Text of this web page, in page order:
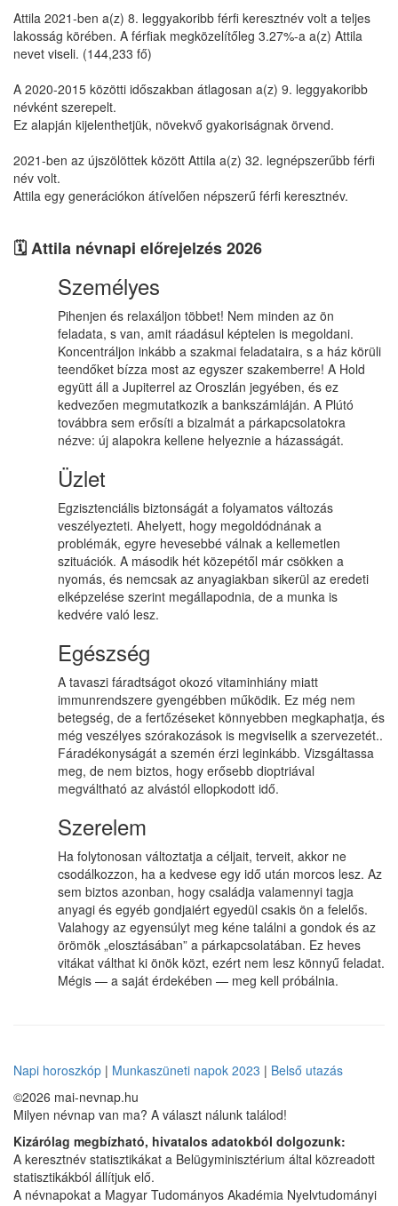
Attila 2021-ben a(z) 8. leggyakoribb férfi keresztnév volt a teljes
lakosság körében. A férfiak megközelítőleg 3.27%-a a(z) Attila
nevet viseli. (144,233 fő)
A 2020-2015 közötti időszakban átlagosan a(z) 9. leggyakoribb
névként szerepelt.
Ez alapján kijelenthetjük, növekvő gyakoriságnak örvend.
2021-ben az újszölöttek között Attila a(z) 32. legnépszerűbb férfi
név volt.
Attila egy generációkon átívelően népszerű férfi keresztnév.
🗓️ Attila névnapi előrejelzés 2026
Személyes
Pihenjen és relaxáljon többet! Nem minden az ön
feladata, s van, amit ráadásul képtelen is megoldani.
Koncentráljon inkább a szakmai feladataira, s a ház körüli
teendőket bízza most az egyszer szakemberre! A Hold
együtt áll a Jupiterrel az Oroszlán jegyében, és ez
kedvezően megmutatkozik a bankszámláján. A Plútó
továbbra sem erősíti a bizalmát a párkapcsolatokra
nézve: új alapokra kellene helyeznie a házasságát.
Üzlet
Egzisztenciális biztonságát a folyamatos változás
veszélyezteti. Ahelyett, hogy megoldódnának a
problémák, egyre hevesebbé válnak a kellemetlen
szituációk. A második hét közepétől már csökken a
nyomás, és nemcsak az anyagiakban sikerül az eredeti
elképzelése szerint megállapodnia, de a munka is
kedvére való lesz.
Egészség
A tavaszi fáradtságot okozó vitaminhiány miatt
immunrendszere gyengébben működik. Ez még nem
betegség, de a fertőzéseket könnyebben megkaphatja, és
még veszélyes szórakozások is megviselik a szervezetét..
Fáradékonyságát a szemén érzi leginkább. Vizsgáltassa
meg, de nem biztos, hogy erősebb dioptriával
megváltható az alvástól ellopkodott idő.
Szerelem
Ha folytonosan változtatja a céljait, terveit, akkor ne
csodálkozzon, ha a kedvese egy idő után morcos lesz. Az
sem biztos azonban, hogy családja valamennyi tagja
anyagi és egyéb gondjaiért egyedül csakis ön a felelős.
Valahogy az egyensúlyt meg kéne találni a gondok és az
örömök „elosztásában” a párkapcsolatában. Ez heves
vitákat válthat ki önök közt, ezért nem lesz könnyű feladat.
Mégis — a saját érdekében — meg kell próbálnia.
Napi horoszkóp | Munkaszüneti napok 2023 | Belső utazás
©2026 mai-nevnap.hu
Milyen névnap van ma? A választ nálunk találod!
Kizárólag megbízható, hivatalos adatokból dolgozunk:
A keresztnév statisztikákat a Belügyminisztérium által közreadott
statisztikákból állítjuk elő.
A névnapokat a Magyar Tudományos Akadémia Nyelvtudományi